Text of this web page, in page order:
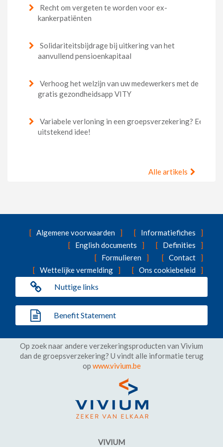
Recht om vergeten te worden voor ex-
kankerpatiënten
Solidariteitsbijdrage bij uitkering van het
aanvullend pensioenkapitaal
Verhoog het welzijn van uw medewerkers met de
gratis gezondheidsapp VITY
Variabele verloning in een groepsverzekering? Een
uitstekend idee!
Alle artikels
Algemene voorwaarden
Informatiefiches
English documents
Definities
Formulieren
Contact
Wettelijke vermelding
Ons cookiebeleid
Nuttige links
Benefit Statement
Op zoek naar andere verzekeringsproducten van Vivium
dan de groepsverzekering? U vindt alle informatie terug
op www.vivium.be
VIVIUM